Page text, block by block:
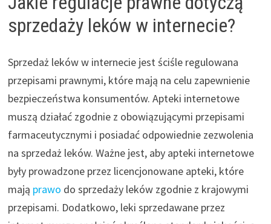
sprzedaży leków w internecie?
Sprzedaż leków w internecie jest ściśle regulowana
przepisami prawnymi, które mają na celu zapewnienie
bezpieczeństwa konsumentów. Apteki internetowe
muszą działać zgodnie z obowiązującymi przepisami
farmaceutycznymi i posiadać odpowiednie zezwolenia
na sprzedaż leków. Ważne jest, aby apteki internetowe
były prowadzone przez licencjonowane apteki, które
mają prawo do sprzedaży leków zgodnie z krajowymi
przepisami. Dodatkowo, leki sprzedawane przez